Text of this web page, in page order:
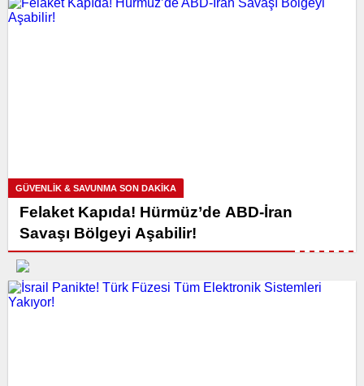
GÜVENLİK & SAVUNMA SON DAKİKA
Felaket Kapıda! Hürmüz’de ABD-İran
Savaşı Bölgeyi Aşabilir!